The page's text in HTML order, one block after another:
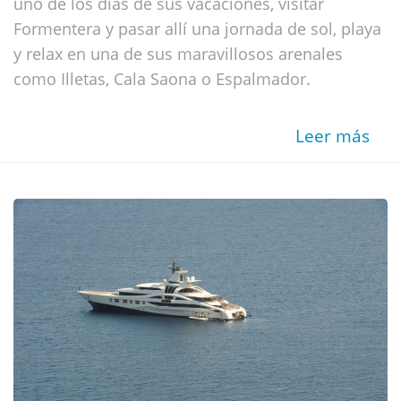
Formentera y pasar allí una jornada de sol, playa
y relax en una de sus maravillosos arenales
como Illetas, Cala Saona o Espalmador.
Leer más